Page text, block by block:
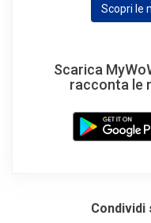
Scopri le
Scarica
racconta le
Condividi